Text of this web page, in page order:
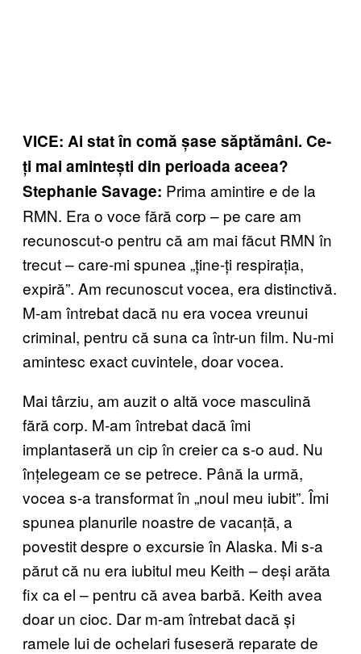
VICE: Ai stat în comă șase săptămâni. Ce-
ți mai amintești din perioada aceea?
Stephanie Savage: Prima amintire e de la
RMN. Era o voce fără corp – pe care am
recunoscut-o pentru că am mai făcut RMN în
trecut – care-mi spunea „ține-ți respirația,
expiră”. Am recunoscut vocea, era distinctivă.
M-am întrebat dacă nu era vocea vreunui
criminal, pentru că suna ca într-un film. Nu-mi
amintesc exact cuvintele, doar vocea.
Mai târziu, am auzit o altă voce masculină
fără corp. M-am întrebat dacă îmi
implantaseră un cip în creier ca s-o aud. Nu
înțelegeam ce se petrece. Până la urmă,
vocea s-a transformat în „noul meu iubit”. Îmi
spunea planurile noastre de vacanță, a
povestit despre o excursie în Alaska. Mi s-a
părut că nu era iubitul meu Keith – deși arăta
fix ca el – pentru că avea barbă. Keith avea
doar un cioc. Dar m-am întrebat dacă și
ramele lui de ochelari fuseseră reparate de